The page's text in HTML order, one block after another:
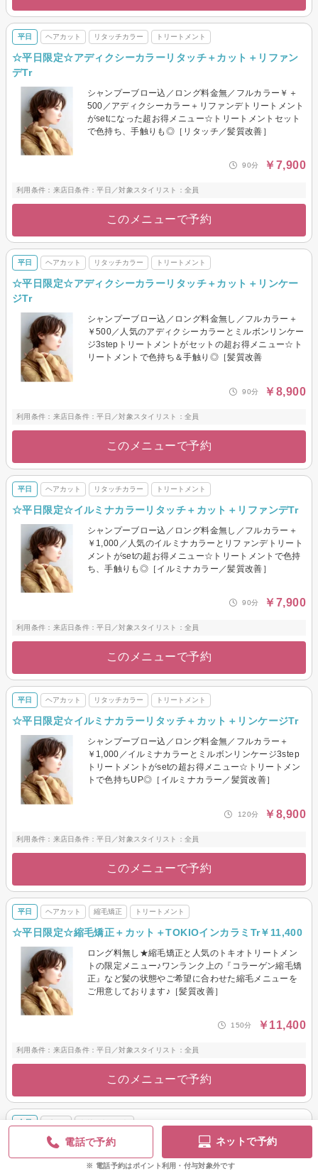
平日 ヘアカット リタッチカラー トリートメント
☆平日限定☆アディクシーカラーリタッチ＋カット＋リファン
デTr
シャンプーブロー込／ロング料金無／フルカラー￥＋
500／アディクシーカラー＋リファンデトリートメント
がsetになった超お得メニュー☆トリートメントセット
で色持ち、手触りも◎［リタッチ／髪質改善］
90分 ￥7,900
利用条件：来店日条件：平日／対象スタイリスト：全員
このメニューで予約
平日 ヘアカット リタッチカラー トリートメント
☆平日限定☆アディクシーカラーリタッチ＋カット＋リンケー
ジTr
シャンプーブロー込／ロング料金無し／フルカラー＋
￥500／人気のアディクシーカラーとミルボンリンケー
ジ3stepトリートメントがセットの超お得メニュー☆ト
リートメントで色持ち＆手触り◎［髪質改善
90分 ￥8,900
利用条件：来店日条件：平日／対象スタイリスト：全員
このメニューで予約
平日 ヘアカット リタッチカラー トリートメント
☆平日限定☆イルミナカラーリタッチ＋カット＋リファンデTr
シャンプーブロー込／ロング料金無し／フルカラー＋
￥1,000／人気のイルミナカラーとリファンデトリート
メントがsetの超お得メニュー☆トリートメントで色持
ち、手触りも◎［イルミナカラー／髪質改善］
90分 ￥7,900
利用条件：来店日条件：平日／対象スタイリスト：全員
このメニューで予約
平日 ヘアカット リタッチカラー トリートメント
☆平日限定☆イルミナカラーリタッチ＋カット＋リンケージTr
シャンプーブロー込／ロング料金無／フルカラー＋
￥1,000／イルミナカラーとミルボンリンケージ3step
トリートメントがsetの超お得メニュー☆トリートメン
トで色持ちUP◎［イルミナカラー／髪質改善］
120分 ￥8,900
利用条件：来店日条件：平日／対象スタイリスト：全員
このメニューで予約
平日 ヘアカット 縮毛矯正 トリートメント
☆平日限定☆縮毛矯正＋カット＋TOKIOインカラミTr￥11,400
ロング料無し★縮毛矯正と人気のトキオトリートメン
トの限定メニュー♪ワンランク上の『コラーゲン縮毛矯
正』など髪の状態やご希望に合わせた縮毛メニューを
ご用意しております♪［髪質改善］
150分 ￥11,400
利用条件：来店日条件：平日／対象スタイリスト：全員
このメニューで予約
全員 パーマ トリートメント
【立体的なウェーブ☆】水パーマ＋プレTr￥5,500
シャンプー・ブロー込・ロング料無し★プレTRは前処
電話で予約 ネットで予約
電話予約はポイント利用・付与対象外です